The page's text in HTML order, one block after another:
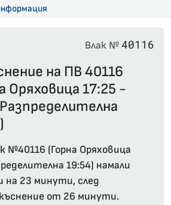
Влак №40116
на ПВ 40116
Оряховица 17:25 -
№40116 (Горна Оряховица
19:54) намали
на 23 минути, след
от 26 минути.